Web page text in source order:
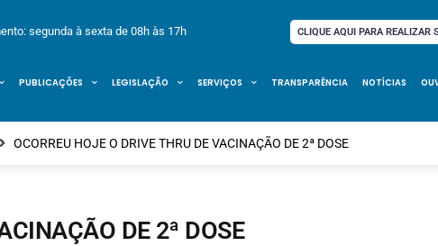
segunda à sexta de 08h às 17h CLIQUE AQUI PARA REALIZAR
PUBLICAÇÕES LEGISLAÇÃO SERVIÇOS TRANSPARÊNCIA NOTÍCIAS
OCORREU HOJE O DRIVE THRU DE VACINAÇÃO DE 2ª DOSE
DE 2ª DOSE